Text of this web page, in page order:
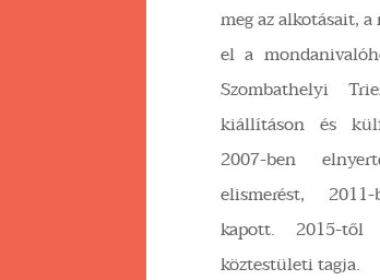
meg az alkotásait,
el a
Szombathelyi
kiállításon és
2007-ben
elismerést,
kapott. 2015-től
köztestületi tagja.